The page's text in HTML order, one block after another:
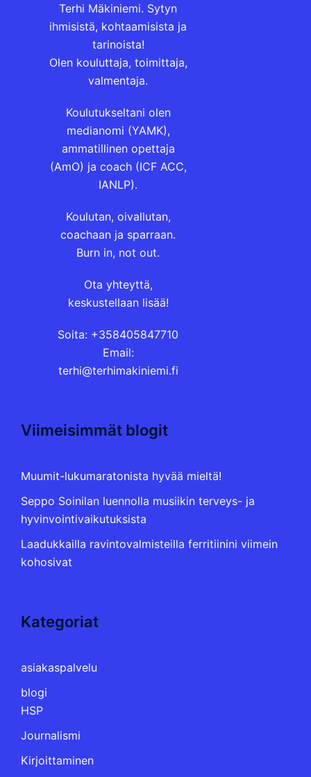
Terhi Mäkiniemi. Sytyn
ihmisistä, kohtaamisista ja
tarinoista!
Olen kouluttaja, toimittaja,
valmentaja.
Koulutukseltani olen
medianomi (YAMK),
ammatillinen opettaja
(AmO) ja coach (ICF ACC,
IANLP).
Koulutan, oivallutan,
coachaan ja sparraan.
Burn in, not out.
Ota yhteyttä,
keskustellaan lisää!
Soita: +358405847710
Email:
terhi@terhimakiniemi.fi
Viimeisimmät blogit
Muumit-lukumaratonista hyvää mieltä!
Seppo Soinilan luennolla musiikin terveys- ja
hyvinvointivaikutuksista
Laadukkailla ravintovalmisteilla ferritiinini viimein
kohosivat
Kategoriat
asiakaspalvelu
blogi
HSP
Journalismi
Kirjoittaminen